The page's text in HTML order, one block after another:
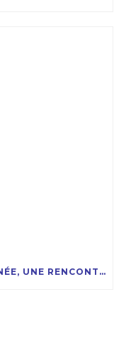
UN PINGOUIN EN MÉDITERRANÉE, UNE RENCONTRE RARE ET FASCINANTE !